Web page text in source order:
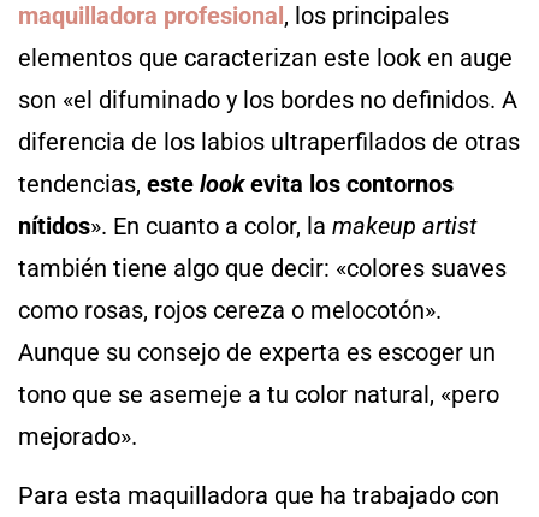
maquilladora profesional, los principales
elementos que caracterizan este look en auge
son «el difuminado y los bordes no definidos. A
diferencia de los labios ultraperfilados de otras
tendencias, este lookevita los contornos
nítidos». En cuanto a color, la makeup artist
también tiene algo que decir: «colores suaves
como rosas, rojos cereza o melocotón».
Aunque su consejo de experta es escoger un
tono que se asemeje a tu color natural, «pero
mejorado».
Para esta maquilladora que ha trabajado con